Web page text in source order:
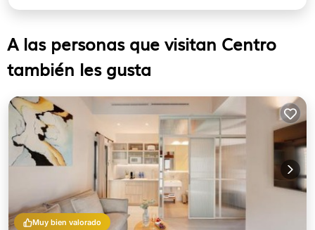
A las personas que visitan Centro
también les gusta
Muy bien valorado